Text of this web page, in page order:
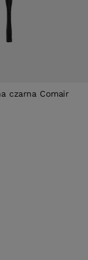
czarna Comair